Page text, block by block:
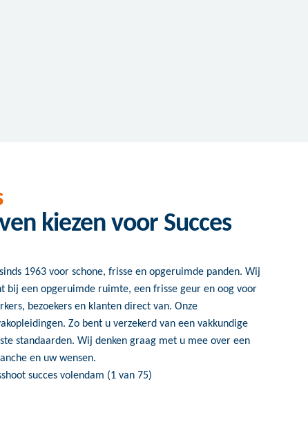
kiezen voor Succes
1963 voor schone, frisse en opgeruimde panden. Wij
bij een opgeruimde ruimte, een frisse geur en oog voor
bezoekers en klanten direct van. Onze
Zo bent u verzekerd van een vakkundige
standaarden. Wij denken graag met u mee over een
en uw wensen.